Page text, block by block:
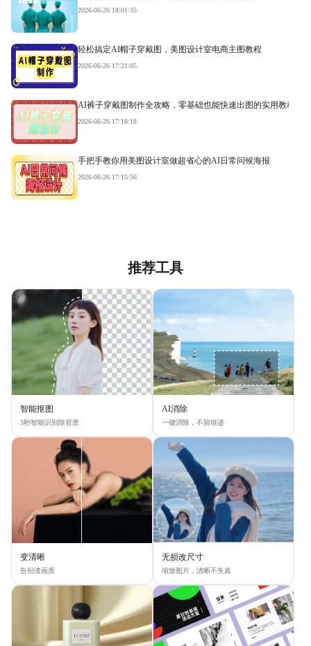
2026-06-26 18:01:35
轻松搞定AI帽子穿戴图，美图设计室电商主图教程
2026-06-26 17:21:05
AI裤子穿戴图制作全攻略，零基础也能快速出图的实用教程
2026-06-26 17:18:18
手把手教你用美图设计室做超省心的AI日常问候海报
2026-06-26 17:15:56
推荐工具
智能抠图
3秒智能识别除背景
AI消除
一键消除，不留痕迹
变清晰
告别渣画质
无损改尺寸
缩放图片，清晰不失真